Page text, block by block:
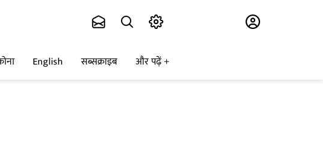
English सब्सक्राइब और पढ़ें